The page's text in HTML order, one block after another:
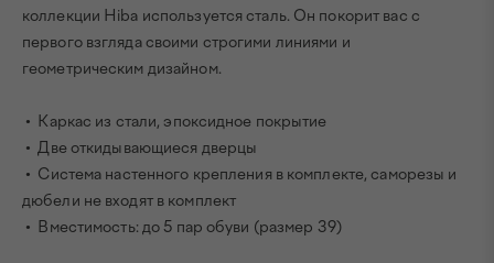
коллекции Hiba используется сталь. Он покорит вас с
первого взгляда своими строгими линиями и
геометрическим дизайном.
• Каркас из стали, эпоксидное покрытие
• Две откидывающиеся дверцы
• Система настенного крепления в комплекте, саморезы и
дюбели не входят в комплект
• Вместимость: до 5 пар обуви (размер 39)